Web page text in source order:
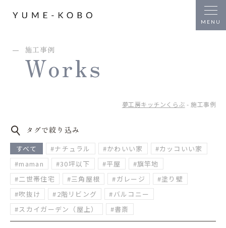
施工事例
Works
夢工房キッチンくらぶ - 施工事例
タグで絞り込み
すべて #ナチュラル #かわいい家
#カッコいい家
#maman
#30坪以下 #平屋
#旗竿地
#二世帯住宅
#三角屋根 #ガレージ
#塗り壁
#吹抜け
#2階リビング
#バルコニー
#スカイガーデン（屋上）
#書斎